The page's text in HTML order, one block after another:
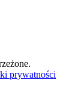
prywatności